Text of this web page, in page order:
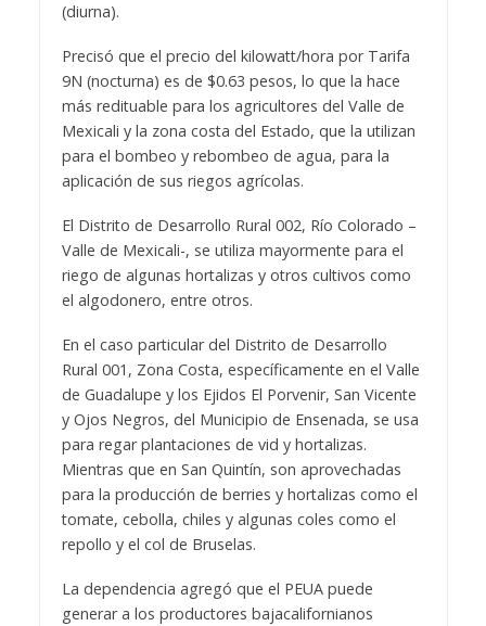
(diurna).
Precisó que el precio del kilowatt/hora por Tarifa
9N (nocturna) es de $0.63 pesos, lo que la hace
más redituable para los agricultores del Valle de
Mexicali y la zona costa del Estado, que la utilizan
para el bombeo y rebombeo de agua, para la
aplicación de sus riegos agrícolas.
El Distrito de Desarrollo Rural 002, Río Colorado –
Valle de Mexicali-, se utiliza mayormente para el
riego de algunas hortalizas y otros cultivos como
el algodonero, entre otros.
En el caso particular del Distrito de Desarrollo
Rural 001, Zona Costa, específicamente en el Valle
de Guadalupe y los Ejidos El Porvenir, San Vicente
y Ojos Negros, del Municipio de Ensenada, se usa
para regar plantaciones de vid y hortalizas.
Mientras que en San Quintín, son aprovechadas
para la producción de berries y hortalizas como el
tomate, cebolla, chiles y algunas coles como el
repollo y el col de Bruselas.
La dependencia agregó que el PEUA puede
generar a los productores bajacalifornianos